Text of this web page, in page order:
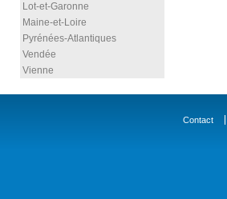
Lot-et-Garonne
Maine-et-Loire
Pyrénées-Atlantiques
Vendée
Vienne
Contact